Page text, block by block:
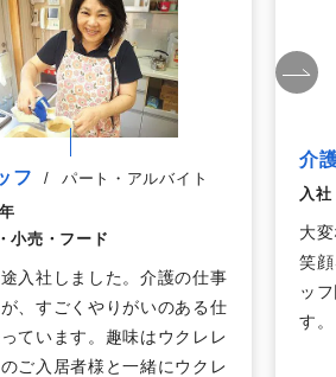
フ /
パート・アルバイト
小売・フード
入社しました。介護の仕事
、すごくやりがいのある仕
ています。趣味はウクレレ
ご入居者様と一緒にウクレ
介
入社
大
笑
ッ
す。